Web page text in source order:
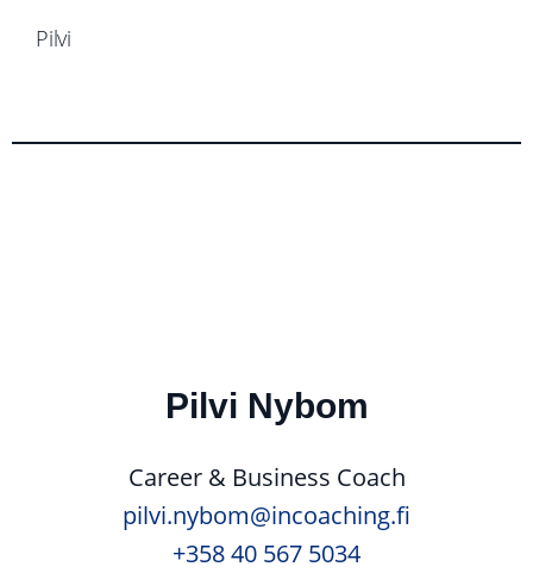
Pilvi
Pilvi Nybom
Career & Business Coach
pilvi.nybom@incoaching.fi
+358 40 567 5034